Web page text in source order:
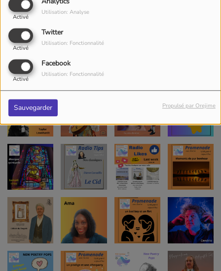
Activé
Utilisation: Analyse
Twitter
Activé
Utilisation: Fonctionnalité
Facebook
Activé
Utilisation: Fonctionnalité
Sauvegarder Propulsé par Orejime